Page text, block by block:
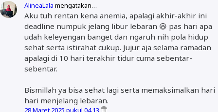
AlineaLala mengatakan…
Aku tuh rentan kena anemia, apalagi akhir-akhir ini
deadline numpuk jelang libur lebaran 😆 pas hari apa
udah keleyengan banget dan ngaruh nih pola hidup
sehat serta istirahat cukup. Jujur aja selama ramadan
apalagi di 10 hari terakhir tidur cuma sebentar-
sebentar.
Bismillah ya bisa sehat lagi serta memaksimalkan hari
hari menjelang lebaran.
28 Maret 2025 pukul 04.13